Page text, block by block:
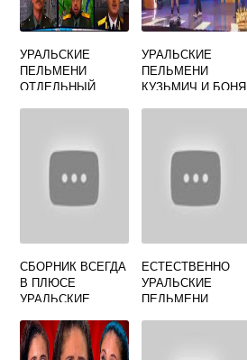
УРАЛЬСКИЕ
ПЕЛЬМЕНИ
ОТДЕЛЬНЫЙ
УРАЛЬСКИЕ
ПЕЛЬМЕНИ
КУЗЬМИЧ И БОНЯ
СБОРНИК ВСЕГДА
В ПЛЮСЕ
УРАЛЬСКИЕ
ЕСТЕСТВЕННО
УРАЛЬСКИЕ
ПЕЛЬМЕНИ